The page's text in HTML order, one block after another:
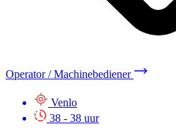
Productiemedewerker
38 - 38 uur